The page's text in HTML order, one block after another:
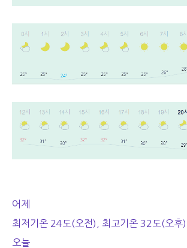
어제
최저기온 24도(오전), 최고기온 32도(오후)
오늘